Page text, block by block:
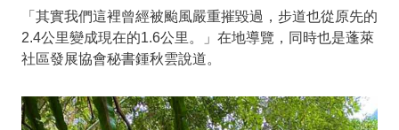
「其實我們這裡曾經被颱風嚴重摧毀過，步道也從原先的
2.4公里變成現在的1.6公里。」在地導覽，同時也是蓬萊
社區發展協會秘書鍾秋雲說道。